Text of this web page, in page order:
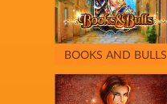
BOOKS AND BULLS